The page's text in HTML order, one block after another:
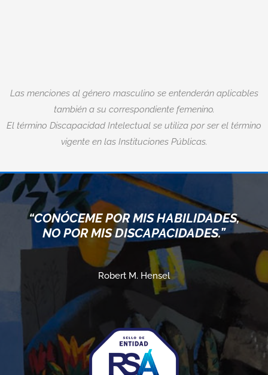
Las menciones al género masculino se entenderán aplicables
también a su correspondiente femenino.
El término Discapacidad Intelectual se utiliza por ser el término
vigente en las Instituciones Públicas.
“CONÓCEME POR MIS HABILIDADES,
NO POR MIS DISCAPACIDADES.”
Robert M. Hensel